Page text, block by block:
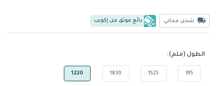
شحن مجاني بائع موثق من إكويب
الطول (ملم):
915
1525
1830
1220